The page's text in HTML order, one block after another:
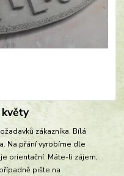
zákazníka. Bílá
Na přání vyrobíme dle
orientační. Máte-li zájem,
pište na